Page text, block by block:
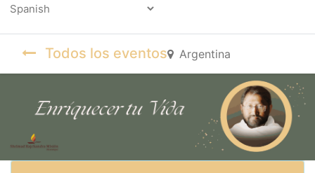
Todos los eventos Argentina